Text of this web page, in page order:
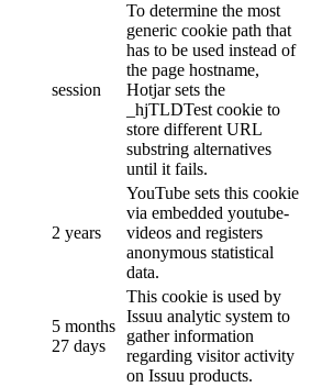
session
To determine the most
generic cookie path that
has to be used instead of
the page hostname,
Hotjar sets the
_hjTLDTest cookie to
store different URL
substring alternatives
until it fails.
2 years
YouTube sets this cookie
via embedded youtube-
videos and registers
anonymous statistical
data.
5 months
27 days
This cookie is used by
Issuu analytic system to
gather information
regarding visitor activity
on Issuu products.